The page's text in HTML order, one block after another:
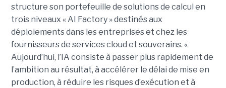
structure son portefeuille de solutions de calcul en
trois niveaux « AI Factory » destinés aux
déploiements dans les entreprises et chez les
fournisseurs de services cloud et souverains. «
Aujourd’hui, l’IA consiste à passer plus rapidement de
l’ambition au résultat, à accélérer le délai de mise en
production, à réduire les risques d’exécution et à